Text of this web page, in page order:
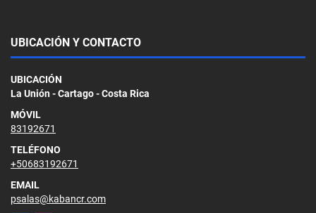
UBICACIÓN Y CONTACTO
UBICACIÓN
La Unión - Cartago - Costa Rica
MÓVIL
83192671
TELÉFONO
+50683192671
EMAIL
psalas@kabancr.com